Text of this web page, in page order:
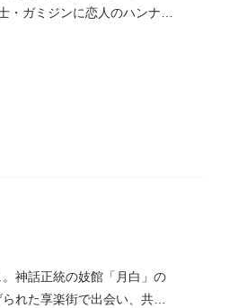
ガミジンに恋人のハンナを
神話正統の妓館「月白」の
れた享楽街で出会い、共に